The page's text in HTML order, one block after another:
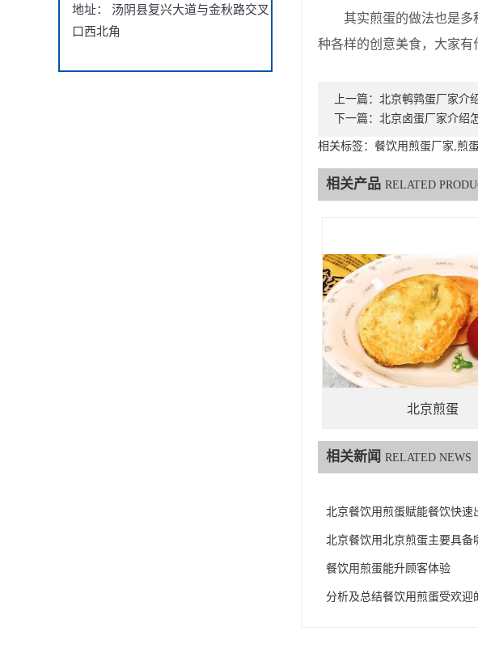
地址： 汤阴县复兴大道与金秋路交叉
口西北角
其实煎蛋的做法也是多种
种各样的创意美食，大家有
上一篇： 北京鹌鹑蛋厂家介
下一篇： 北京卤蛋厂家介绍
相关标签：餐饮用煎蛋厂家,煎
相关产品 RELATED
北京煎蛋
相关新闻 RELATED NEWS
北京餐饮用煎蛋赋能餐饮快速
北京餐饮用北京煎蛋主要具备
餐饮用煎蛋能升顾客体验
分析及总结餐饮用煎蛋受欢迎